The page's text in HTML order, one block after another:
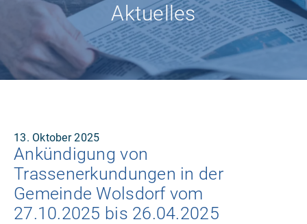
Aktuelles
13. Oktober 2025
Ankündigung von
Trassenerkundungen in der
Gemeinde Wolsdorf vom
27.10.2025 bis 26.04.2025